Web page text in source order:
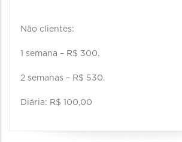
Não clientes:
1 semana – R$ 300.
2 semanas – R$ 530.
Diária: R$ 100,00